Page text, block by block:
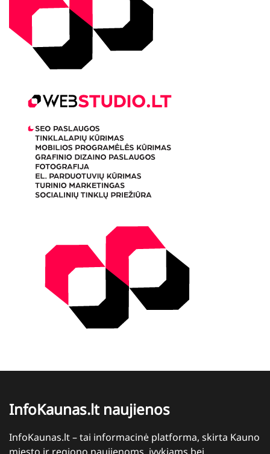
InfoKaunas.lt naujienos
InfoKaunas.lt – tai informacinė platforma, skirta Kauno